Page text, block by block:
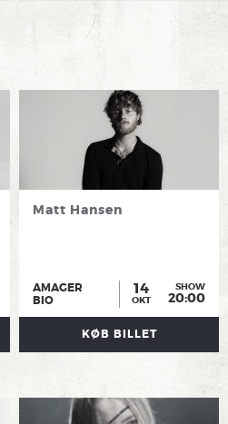
Matt Hansen
AMAGER
BIO
14
OKT
SHOW
20:00
KØB BILLET